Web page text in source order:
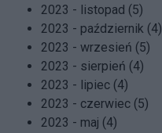
2023 - listopad (5)
2023 - październik (4)
2023 - wrzesień (5)
2023 - sierpień (4)
2023 - lipiec (4)
2023 - czerwiec (5)
2023 - maj (4)